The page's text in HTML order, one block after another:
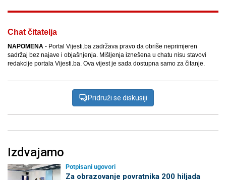
Chat čitatelja
NAPOMENA - Portal Vijesti.ba zadržava pravo da obriše neprimjeren
sadržaj bez najave i objašnjenja. Mišljenja iznešena u chatu nisu stavovi
redakcije portala Vijesti.ba. Ova vijest je sada dostupna samo za čitanje.
Pridruži se diskusiji
Izdvajamo
Potpisani ugovori
Za obrazovanje povratnika 200 hiljada